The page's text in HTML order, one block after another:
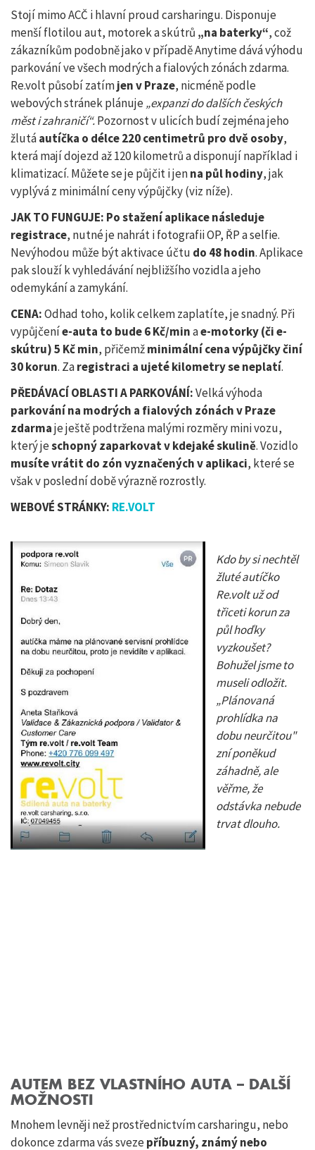
Stojí mimo ACČ i hlavní proud carsharingu. Disponuje
menší flotilou aut, motorek a skútrů „na baterky“, což
zákazníkům podobně jako v případě Anytime dává výhodu
parkování ve všech modrých a fialových zónách zdarma.
Re.volt působí zatímjen v Praze, nicméně podle
webových stránek plánuje„expanzi do dalších českých
měst i zahraničí“.Pozornost v ulicích budí zejména jeho
žlutáautíčka o délce 220 centimetrů pro dvě osoby,
která mají dojezd až 120 kilometrů a disponují například i
klimatizací. Můžete se je půjčit i jenna půl hodiny, jak
vyplývá z minimální ceny výpůjčky (viz níže).
JAK TO FUNGUJE: Po stažení aplikace následuje
registrace, nutné je nahrát i fotografii OP, ŘP a selfie.
Nevýhodou může být aktivace účtu do 48 hodin. Aplikace
pak slouží k vyhledávání nejbližšího vozidla a jeho
odemykání a zamykání.
CENA:Odhad toho, kolik celkem zaplatíte, je snadný. Při
vypůjčeníe-auta to bude 6 Kč/minae-motorky (či e-
skútru) 5 Kč min, přičemžminimální cena výpůjčky činí
30 korun. Zaregistraci a ujeté kilometry se neplatí.
PŘEDÁVACÍ OBLASTI A PARKOVÁNÍ:Velká výhoda
parkování na modrých a fialových zónách v Praze
zdarmaje ještě podtržena malými rozměry mini vozu,
který jeschopný zaparkovat v kdejaké skulině. Vozidlo
musíte vrátit do zón vyznačených v aplikaci, které se
však v poslední době výrazně rozrostly.
WEBOVÉ STRÁNKY: RE.VOLT
Kdo by si nechtěl
žluté autíčko
Re.volt už od
třiceti korun za
půl hoďky
vyzkoušet?
Bohužel jsme to
museli odložit.
„Plánovaná
prohlídka na
dobu neurčitou"
zní poněkud
záhadně, ale
věřme, že
odstávka nebude
trvat dlouho.
AUTEM BEZ VLASTNÍHO AUTA – DALŠÍ
MOŽNOSTI
Mnohem levněji než prostřednictvím carsharingu, nebo
dokonce zdarma vás svezepříbuzný, známý nebo